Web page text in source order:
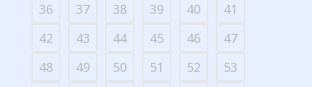
36
37 38 39 40
41
42
43 44 45 46
47
48
49 50 51 52
53